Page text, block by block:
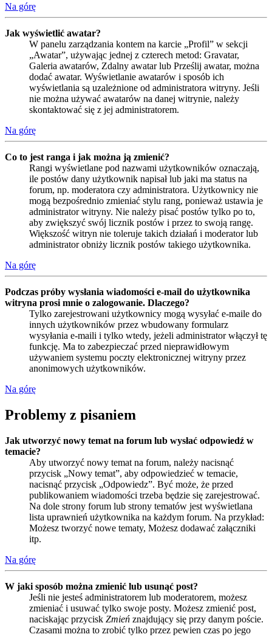
Na górę
Jak wyświetlić awatar?
W panelu zarządzania kontem na karcie „Profil” w sekcji
„Awatar”, używając jednej z czterech metod: Gravatar,
Galeria awatarów, Zdalny awatar lub Prześlij awatar, można
dodać awatar. Wyświetlanie awatarów i sposób ich
wyświetlania są uzależnione od administratora witryny. Jeśli
nie można używać awatarów na danej witrynie, należy
skontaktować się z jej administratorem.
Na górę
Co to jest ranga i jak można ją zmienić?
Rangi wyświetlane pod nazwami użytkowników oznaczają,
ile postów dany użytkownik napisał lub jaki ma status na
forum, np. moderatora czy administratora. Użytkownicy nie
mogą bezpośrednio zmieniać stylu rang, ponieważ ustawia je
administrator witryny. Nie należy pisać postów tylko po to,
aby zwiększyć swój licznik postów i przez to swoją rangę.
Większość witryn nie toleruje takich działań i moderator lub
administrator obniży licznik postów takiego użytkownika.
Na górę
Podczas próby wysłania wiadomości e-mail do użytkownika
witryna prosi mnie o zalogowanie. Dlaczego?
Tylko zarejestrowani użytkownicy mogą wysyłać e-maile do
innych użytkowników przez wbudowany formularz
wysyłania e-maili i tylko wtedy, jeżeli administrator włączył tę
funkcję. Ma to zabezpieczać przed nieprawidłowym
używaniem systemu poczty elektronicznej witryny przez
anonimowych użytkowników.
Na górę
Problemy z pisaniem
Jak utworzyć nowy temat na forum lub wysłać odpowiedź w
temacie?
Aby utworzyć nowy temat na forum, należy nacisnąć
przycisk „Nowy temat”, aby odpowiedzieć w temacie,
nacisnąć przycisk „Odpowiedz”. Być może, że przed
publikowaniem wiadomości trzeba będzie się zarejestrować.
Na dole strony forum lub strony tematów jest wyświetlana
lista uprawnień użytkownika na każdym forum. Na przykład:
Możesz tworzyć nowe tematy, Możesz dodawać załączniki
itp.
Na górę
W jaki sposób można zmienić lub usunąć post?
Jeśli nie jesteś administratorem lub moderatorem, możesz
zmieniać i usuwać tylko swoje posty. Możesz zmienić post,
naciskając przycisk Zmień znajdujący się przy danym poście.
Czasami można to zrobić tylko przez pewien czas po jego